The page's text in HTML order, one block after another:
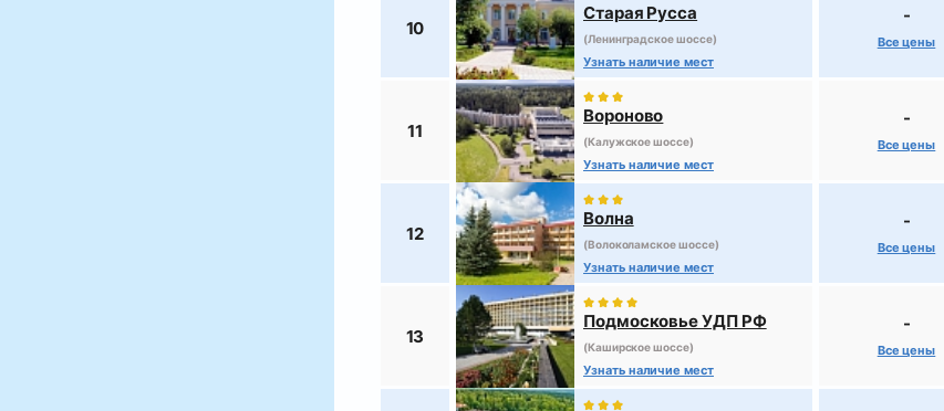
10
Старая Русса
(Ленинградское шоссе)
Узнать наличие мест
-
Все цены
11
Вороново
(Калужское шоссе)
Узнать наличие мест
-
Все цены
12
Волна
(Волоколамское шоссе)
Узнать наличие мест
-
Все цены
13
Подмосковье УДП РФ
(Каширское шоссе)
Узнать наличие мест
-
Все цены